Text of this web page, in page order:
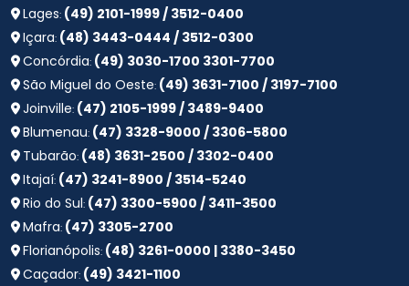
Lages: (49) 2101-1999 / 3512-0400
Içara: (48) 3443-0444 / 3512-0300
Concórdia: (49) 3030-1700 3301-7700
São Miguel do Oeste:
(49) 3631-7100 / 3197-7100
Joinville:
(47) 2105-1999 / 3489-9400
Blumenau: (47) 3328-9000 / 3306-5800
Tubarão:
(48) 3631-2500 / 3302-0400
Itajaí:
(47) 3241-8900 / 3514-5240
Rio do Sul:
(47) 3300-5900 / 3411-3500
Mafra: (47) 3305-2700
Florianópolis:
(48) 3261-0000 | 3380-3450
Caçador: (49) 3421-1100